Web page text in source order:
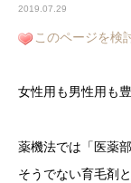
2019.07.29
このページを検
女性用も男性用も
薬機法では「医薬
そうでない育毛剤